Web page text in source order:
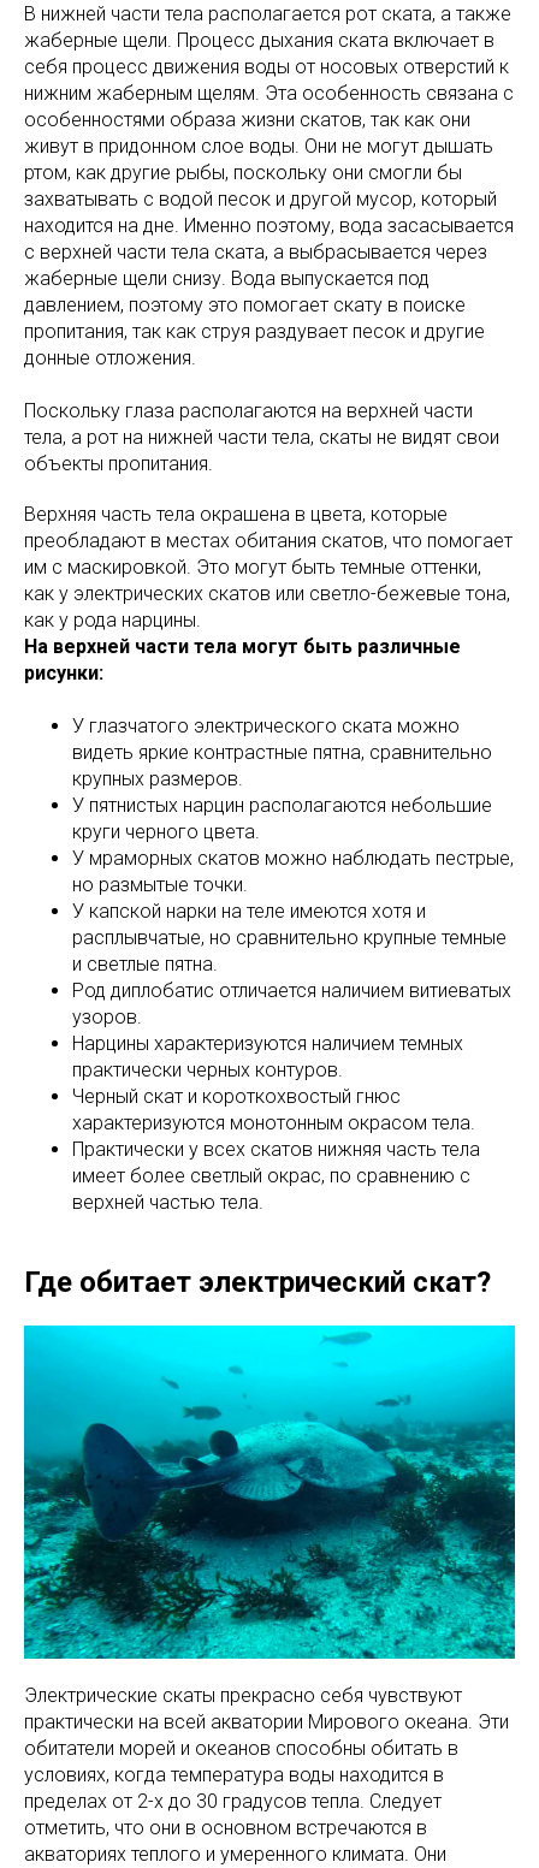
В нижней части тела располагается рот ската, а также
жаберные щели. Процесс дыхания ската включает в
себя процесс движения воды от носовых отверстий к
нижним жаберным щелям. Эта особенность связана с
особенностями образа жизни скатов, так как они
живут в придонном слое воды. Они не могут дышать
ртом, как другие рыбы, поскольку они смогли бы
захватывать с водой песок и другой мусор, который
находится на дне. Именно поэтому, вода засасывается
с верхней части тела ската, а выбрасывается через
жаберные щели снизу. Вода выпускается под
давлением, поэтому это помогает скату в поиске
пропитания, так как струя раздувает песок и другие
донные отложения.
Поскольку глаза располагаются на верхней части
тела, а рот на нижней части тела, скаты не видят свои
объекты пропитания.
Верхняя часть тела окрашена в цвета, которые
преобладают в местах обитания скатов, что помогает
им с маскировкой. Это могут быть темные оттенки,
как у электрических скатов или светло-бежевые тона,
как у рода нарцины.
На верхней части тела могут быть различные
рисунки:
У глазчатого электрического ската можно
видеть яркие контрастные пятна, сравнительно
крупных размеров.
У пятнистых нарцин располагаются небольшие
круги черного цвета.
У мраморных скатов можно наблюдать пестрые,
но размытые точки.
У капской нарки на теле имеются хотя и
расплывчатые, но сравнительно крупные темные
и светлые пятна.
Род диплобатис отличается наличием витиеватых
узоров.
Нарцины характеризуются наличием темных
практически черных контуров.
Черный скат и короткохвостый гнюс
характеризуются монотонным окрасом тела.
Практически у всех скатов нижняя часть тела
имеет более светлый окрас, по сравнению с
верхней частью тела.
Где обитает электрический скат?
Электрические скаты прекрасно себя чувствуют
практически на всей акватории Мирового океана. Эти
обитатели морей и океанов способны обитать в
условиях, когда температура воды находится в
пределах от 2-х до 30 градусов тепла. Следует
отметить, что они в основном встречаются в
акваториях теплого и умеренного климата. Они